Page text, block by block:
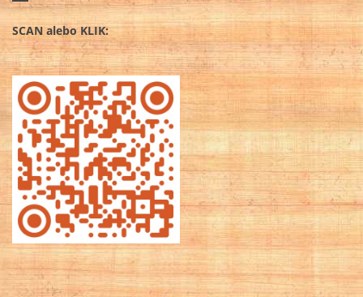
SCAN alebo KLIK: